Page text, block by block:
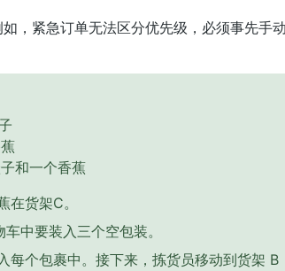
，紧急订单无法区分优先级，必须事先手
和一个香蕉
货架C。
中要装入三个空包装。
每个包裹中。接下来，拣货员移动到货架 B